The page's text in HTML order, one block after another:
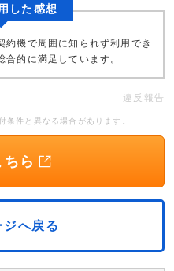
した感想
約機で周囲に知られず利用でき
的に満足しています。
違反報告
件と異なる場合があります。
ら
へ戻る